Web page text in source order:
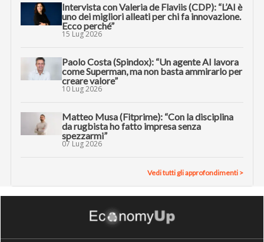
Intervista con Valeria de Flaviis (CDP): “L’AI è
uno dei migliori alleati per chi fa innovazione.
Ecco perché”
15 Lug 2026
Paolo Costa (Spindox): “Un agente AI lavora
come Superman, ma non basta ammirarlo per
creare valore”
10 Lug 2026
Matteo Musa (Fitprime): “Con la disciplina
da rugbista ho fatto impresa senza
spezzarmi”
07 Lug 2026
Vedi tutti gli approfondimenti >